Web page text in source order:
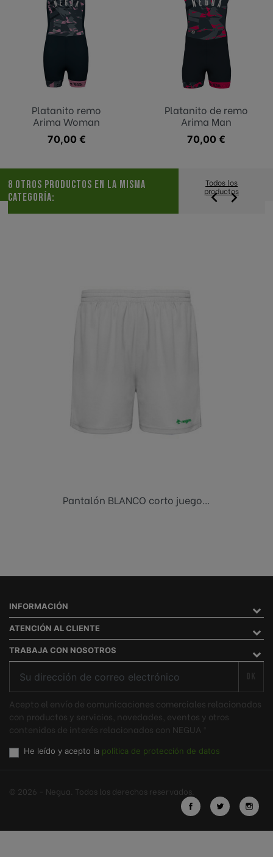
Platanito remo
Arima Woman
Precio
70,00 €
Platanito de remo
Arima Man
Precio
70,00 €
8 OTROS PRODUCTOS EN LA MISMA
CATEGORÍA:
Todos los
productos

Pantalón BLANCO corto juego...

INFORMACIÓN
ATENCIÓN AL CLIENTE
TRABAJA CON NOSOTROS
Acepto el envío de comunicaciones comerciales relacionados
con productos y servicios, novedades, eventos y otros
contenidos de interés relacionados con NEGUA ®
He leído y acepto la política de protección de datos
© 2026 - Negua. Todos los derechos reservados.